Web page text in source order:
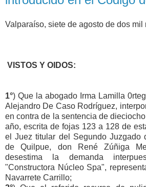
Valparaíso, siete de agosto de dos mil
VISTOS Y OIDOS:
1°) Que la abogado Irma Lamilla
Alejandro De Caso Rodríguez,
en contra de la sentencia de
año, escrita de fojas 123 a 128 de
el Juez titular del Segundo Juzgado
de Quilpue, don René Zúñiga
desestima la demanda
"Constructora Núcleo Spa",
Navarrete Carrillo;